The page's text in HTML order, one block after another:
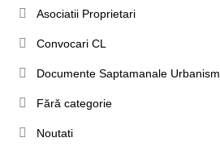
Asociatii Proprietari
Convocari CL
Documente Saptamanale Urbanism
Fără categorie
Noutati